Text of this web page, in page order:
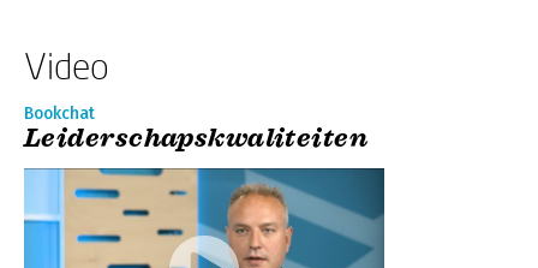
Video
Bookchat
Leiderschapskwaliteiten